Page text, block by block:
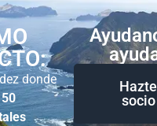
donde
50
Hazte
socio